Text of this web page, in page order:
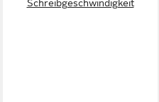
Schreibgeschwindigkeit